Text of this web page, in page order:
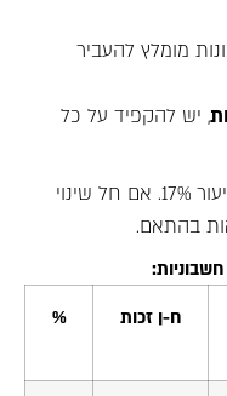
מומלץ להעביר
, יש להקפיד על כל
הדוגמה שלהלן מבוססת על מע"מ בשיעור 17%. אם חל שינוי
בהתאם.
ח-ן זכות %